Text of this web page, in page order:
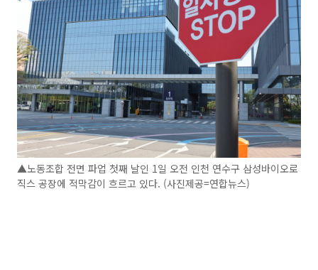
▲노동조합 전면 파업 첫째 날인 1일 오전 인천 연수구 삼성바이오로
직스 공장에 적막감이 흐르고 있다. (사진제공=연합뉴스)